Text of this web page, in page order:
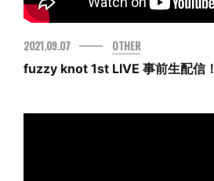
MOVIE
GOODS
ENGLISH
2021.09.07
OTHER
fuzzy knot 1st LIVE 事前生配信！